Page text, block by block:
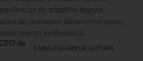
de trabalho dignas,
de promover desenvolvimento,
profissional.
da
5 MINUTOS MIN DE LEITURA